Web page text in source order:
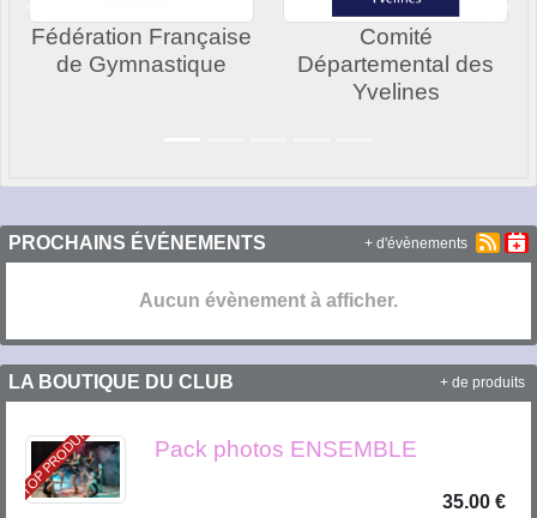
Fédération Française
de Gymnastique
Comité
Départemental des
Yvelines
Précedent
PROCHAINS ÉVÉNEMENTS
Aucun évènement à afficher.
+ d'évènements
LA BOUTIQUE DU CLUB
TOP PRODUIT Pack photos ENSEMBLE
35.00 €
+ de produits